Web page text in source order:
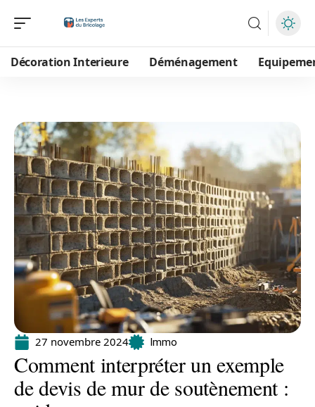
Décoration Interieure Déménagement
27 novembre 2024 Immo
Comment interpréter un exemple
de devis de mur de soutènement :